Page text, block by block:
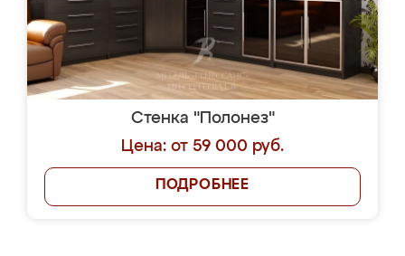
Стенка "Полонез"
Цена: от 59 000 руб.
ПОДРОБНЕЕ